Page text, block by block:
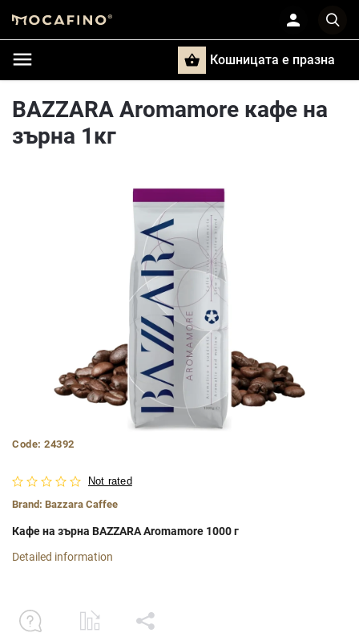
Кошницата e празна
BAZZARA Aromamore кафе на
зърна 1кг
Code: 24392
Not rated
Brand: Bazzara Caffee
Кафе на зърна BAZZARA Aromamore 1000 г
Detailed information